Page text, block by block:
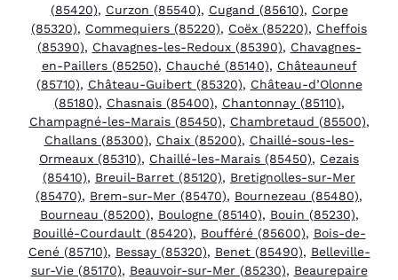
(85420), Curzon (85540), Cugand (85610), Corpe
(85320), Commequiers (85220), Coëx (85220), Cheffois
(85390), Chavagnes-les-Redoux (85390), Chavagnes-
en-Paillers (85250), Chauché (85140), Châteauneuf
(85710), Château-Guibert (85320), Château-d’Olonne
(85180), Chasnais (85400), Chantonnay (85110),
Champagné-les-Marais (85450), Chambretaud (85500),
Challans (85300), Chaix (85200), Chaillé-sous-les-
Ormeaux (85310), Chaillé-les-Marais (85450), Cezais
(85410), Breuil-Barret (85120), Bretignolles-sur-Mer
(85470), Brem-sur-Mer (85470), Bournezeau (85480),
Bourneau (85200), Boulogne (85140), Bouin (85230),
Bouillé-Courdault (85420), Boufféré (85600), Bois-de-
Cené (85710), Bessay (85320), Benet (85490), Belleville-
sur-Vie (85170), Beauvoir-sur-Mer (85230), Beaurepaire